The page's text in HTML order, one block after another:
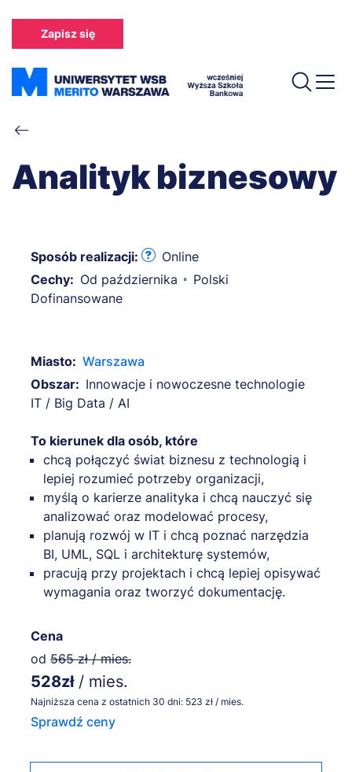
treści
Zapisz się
Ścieżka
nawigacyjna
Analityk biznesowy
Sposób realizacji:
Online
Cechy: Od października
Polski
Dofinansowane
Miasto: Warszawa
Obszar: Innowacje i nowoczesne technologie
IT / Big Data / AI
To kierunek dla osób, które
chcą połączyć świat biznesu z technologią i
lepiej rozumieć potrzeby organizacji,
myślą o karierze analityka i chcą nauczyć się
analizować oraz modelować procesy,
planują rozwój w IT i chcą poznać narzędzia
BI, UML, SQL i architekturę systemów,
pracują przy projektach i chcą lepiej opisywać
wymagania oraz tworzyć dokumentację.
Cena
od 565 zł / mies.
528zł / mies.
Najniższa cena z ostatnich 30 dni: 523 zł / mies.
Sprawdź ceny